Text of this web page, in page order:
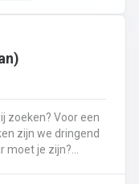
Voor een
zijn we dringend